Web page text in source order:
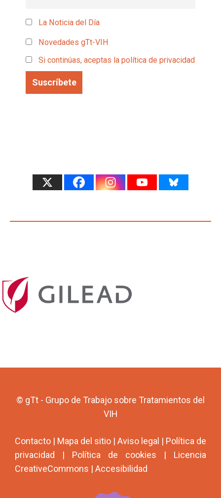
La Noticia del Día
Novedades gTt-VIH
Si continúas, aceptas la política de privacidad
© gTt - Grupo de Trabajo sobre Tratamientos del
VIH
Contacto | Mapa del sitio | Aviso legal | Política de
privacidad | Política de cookies | Licencia
CreativeCommons | Accesibilidad